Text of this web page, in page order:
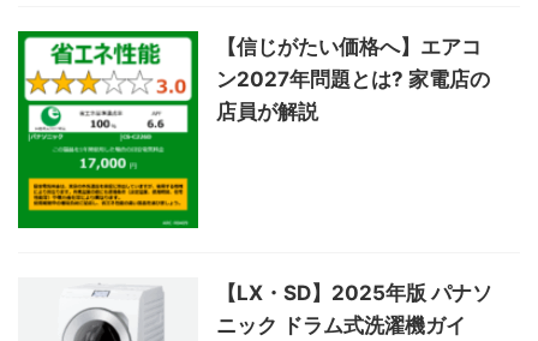
【信じがたい価格へ】エアコ
ン2027年問題とは? 家電店の
店員が解説
【LX・SD】2025年版 パナソ
ニック ドラム式洗濯機ガイ